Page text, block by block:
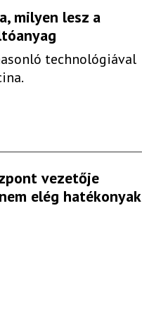
milyen lesz a
technológiával
vezetője
elég hatékonyak